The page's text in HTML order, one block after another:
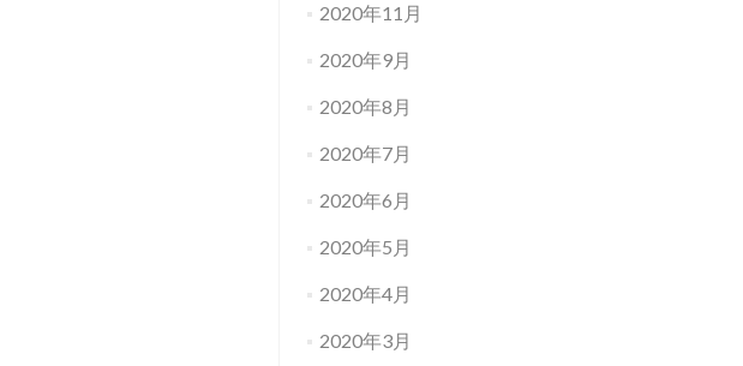
2020年11月
2020年9月
2020年8月
2020年7月
2020年6月
2020年5月
2020年4月
2020年3月